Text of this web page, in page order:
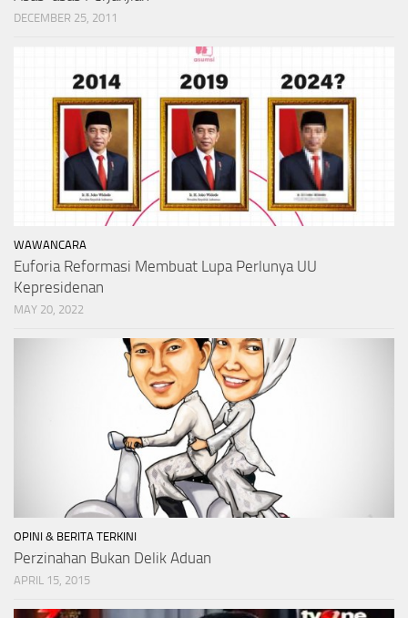
DECEMBER 25, 2011
WAWANCARA
Euforia Reformasi Membuat Lupa Perlunya UU
Kepresidenan
MAY 20, 2022
OPINI & BERITA TERKINI
Perzinahan Bukan Delik Aduan
APRIL 15, 2015